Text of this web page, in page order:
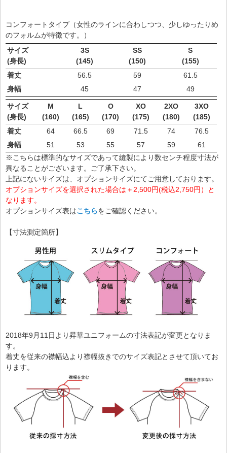
コンフォートタイプ（女性のラインに合わしつつ、少しゆったりめ
のフォルムが特徴です。）
サイズ
(身長)
3S
(145)
SS
(150)
S
(155)
着丈
56.5 59
61.5
身幅
45 47 49
サイズ
(身長)
M
(160)
L
(165)
O
(170)
XO
(175)
2XO
(180)
3XO
(185)
着丈
64 66.5 69 71.5 74
76.5
身幅
51 53 55 57 59
61
※こちらは標準的なサイズであって縫製により数センチ程度寸法が
異なることがございます。ご了承下さい。
上記にないサイズは、オプションサイズにてご用意しております。
オプションサイズを選択された場合は＋2,500円(税込2,750円）と
なります。
オプションサイズ表はこちらをご確認ください。
【寸法測定箇所】
2018年9月11日より昇華ユニフォームの寸法表記が変更となりま
す。
着丈を従来の襟幅込より襟幅抜きでのサイズ表記とさせて頂いてお
ります。